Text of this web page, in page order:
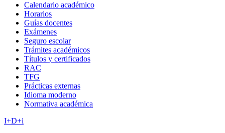
Calendario académico
Horarios
Guías docentes
Exámenes
Seguro escolar
Trámites académicos
Títulos y certificados
RAC
TFG
Prácticas externas
Idioma moderno
Normativa académica
I+D+i